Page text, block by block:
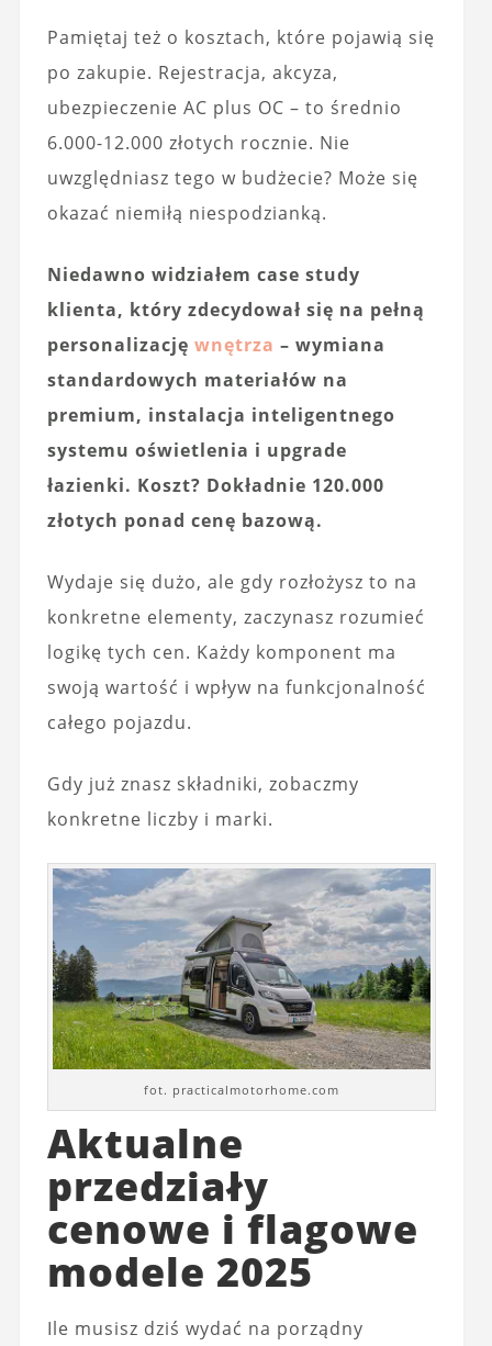
Pamiętaj też o kosztach, które pojawią się
po zakupie. Rejestracja, akcyza,
ubezpieczenie AC plus OC – to średnio
6.000-12.000 złotych rocznie. Nie
uwzględniasz tego w budżecie? Może się
okazać niemiłą niespodzianką.
Niedawno widziałem case study
klienta, który zdecydował się na pełną
personalizację wnętrza – wymiana
standardowych materiałów na
premium, instalacja inteligentnego
systemu oświetlenia i upgrade
łazienki. Koszt? Dokładnie 120.000
złotych ponad cenę bazową.
Wydaje się dużo, ale gdy rozłożysz to na
konkretne elementy, zaczynasz rozumieć
logikę tych cen. Każdy komponent ma
swoją wartość i wpływ na funkcjonalność
całego pojazdu.
Gdy już znasz składniki, zobaczmy
konkretne liczby i marki.
fot. practicalmotorhome.com
Aktualne
przedziały
cenowe i flagowe
modele 2025
Ile musisz dziś wydać na porządny